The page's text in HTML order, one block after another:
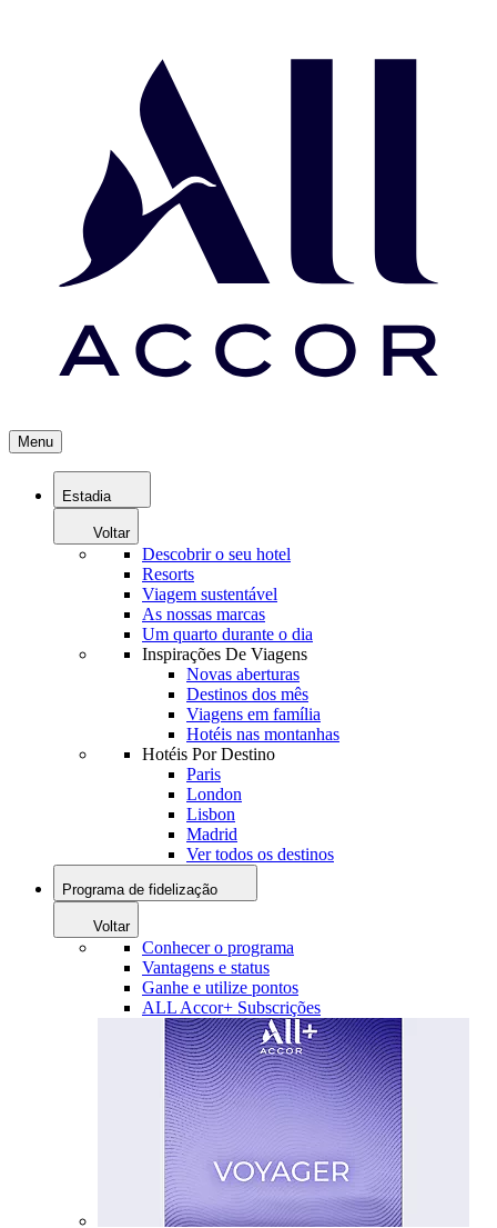
Menu
Estadia
Voltar
Descobrir o seu hotel
Resorts
Viagem sustentável
As nossas marcas
Um quarto durante o dia
Inspirações De Viagens
Novas aberturas
Destinos dos mês
Viagens em família
Hotéis nas montanhas
Hotéis Por Destino
Paris
London
Lisbon
Madrid
Ver todos os destinos
Programa de fidelização
Voltar
Conhecer o programa
Vantagens e status
Ganhe e utilize pontos
ALL Accor+ Subscrições